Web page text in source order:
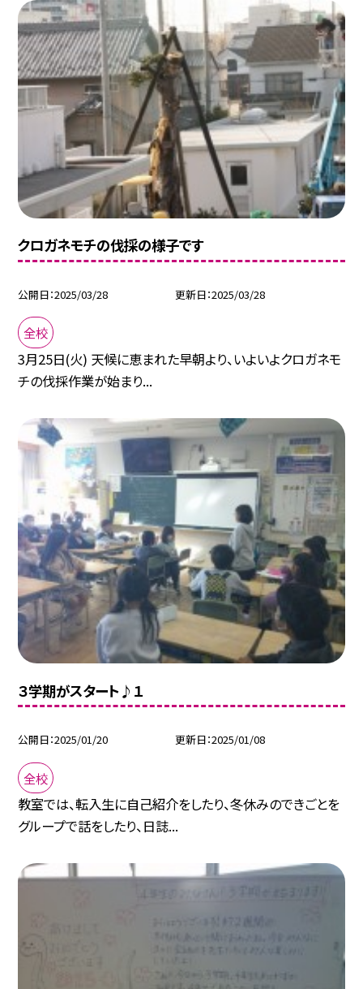
クロガネモチの伐採の様子です
公開日 2025/03/28 更新日 2025/03/28
全校
3月25日(火) 天候に恵まれた早朝より、いよいよクロガネモ
チの伐採作業が始まり...
３学期がスタート♪１
公開日 2025/01/20 更新日 2025/01/08
全校
教室では、転入生に自己紹介をしたり、冬休みのできごとを
グループで話をしたり、日誌...